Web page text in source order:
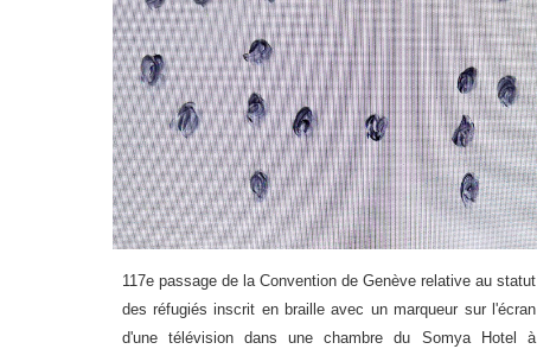
117e passage de la Convention de Genève relative au statut
des réfugiés inscrit en braille avec un marqueur sur l'écran
d'une télévision dans une chambre du Somya Hotel à